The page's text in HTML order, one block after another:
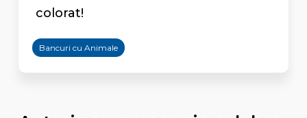
colorat!
Bancuri cu Animale